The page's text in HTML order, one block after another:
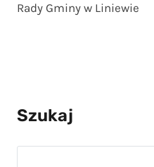
Rady Gminy w Liniewie
Szukaj